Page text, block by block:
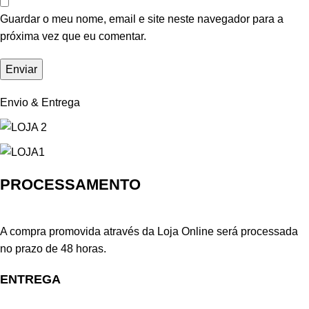
Guardar o meu nome, email e site neste navegador para a
próxima vez que eu comentar.
Envio & Entrega
PROCESSAMENTO
A compra promovida através da Loja Online será processada
no prazo de 48 horas.
ENTREGA